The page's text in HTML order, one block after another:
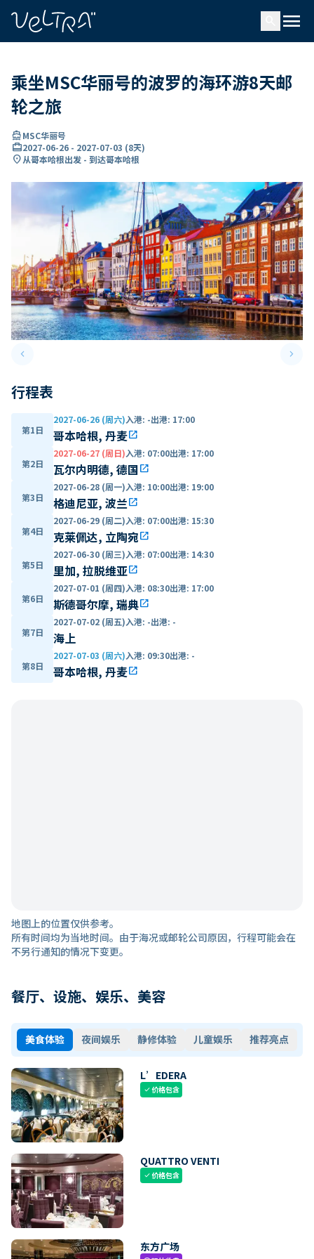
menu
乘坐MSC华丽号的波罗的海环游8天邮
轮之旅
directions_boatMSC华丽号
card_travel2027-06-26 - 2027-07-03 (8天)
location_on从哥本哈根出发 - 到达哥本哈根
keyboard_arrow_leftPrevious slide keyboard_arrow_right
行程表
第1日
2027-06-26 (周六)入港: -出港: 17:00
哥本哈根, 丹麦open_in_new
第2日
2027-06-27 (周日)入港: 07:00出港: 17:00
瓦尔内明德, 德国open_in_new
第3日
2027-06-28 (周一)入港: 10:00出港: 19:00
格迪尼亚, 波兰open_in_new
第4日
2027-06-29 (周二)入港: 07:00出港: 15:30
克莱佩达, 立陶宛open_in_new
第5日
2027-06-30 (周三)入港: 07:00出港: 14:30
里加, 拉脱维亚open_in_new
第6日
2027-07-01 (周四)入港: 08:30出港: 17:00
斯德哥尔摩, 瑞典open_in_new
第7日
2027-07-02 (周五)入港: -出港: -
海上
第8日
2027-07-03 (周六)入港: 09:30出港: -
哥本哈根, 丹麦open_in_new
地图上的位置仅供参考。
所有时间均为当地时间。由于海况或邮轮公司原因，行程可能会在
不另行通知的情况下变更。
餐厅、设施、娱乐、美容
美食体验 夜间娱乐 静修体验 儿童娱乐 推荐亮点
L’EDERA
check价格包含
QUATTRO VENTI
check价格包含
东方广场